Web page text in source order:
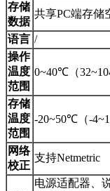
存储
数据
共享PC端存储
语言 /
操作
温度
范围
0~40℃（
存储
温度
范围
-20~50℃（-
网络
校正
支持Netmetric
电源适配器、